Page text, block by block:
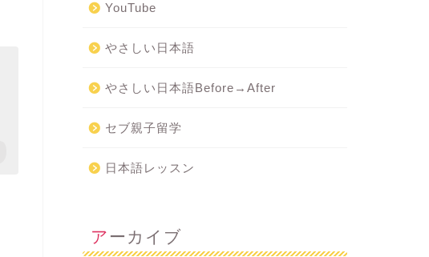
YouTube
やさしい日本語
やさしい日本語Before→After
セブ親子留学
日本語レッスン
アーカイブ